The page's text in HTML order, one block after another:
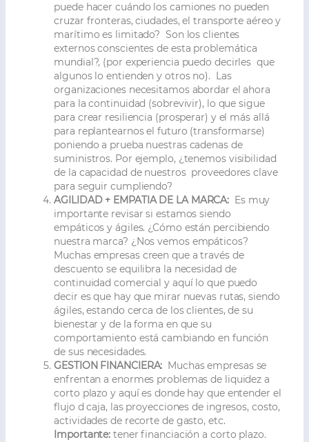
puede hacer cuándo los camiones no pueden
cruzar fronteras, ciudades, el transporte aéreo y
marítimo es limitado? Son los clientes
externos conscientes de esta problemática
mundial?, (por experiencia puedo decirles que
algunos lo entienden y otros no). Las
organizaciones necesitamos abordar el ahora
para la continuidad (sobrevivir), lo que sigue
para crear resiliencia (prosperar) y el más allá
para replantearnos el futuro (transformarse)
poniendo a prueba nuestras cadenas de
suministros. Por ejemplo, ¿tenemos visibilidad
de la capacidad de nuestros proveedores clave
para seguir cumpliendo?
AGILIDAD + EMPATIA DE LA MARCA: Es muy
importante revisar si estamos siendo
empáticos y ágiles. ¿Cómo están percibiendo
nuestra marca? ¿Nos vemos empáticos?
Muchas empresas creen que a través de
descuento se equilibra la necesidad de
continuidad comercial y aquí lo que puedo
decir es que hay que mirar nuevas rutas, siendo
ágiles, estando cerca de los clientes, de su
bienestar y de la forma en que su
comportamiento está cambiando en función
de sus necesidades.
GESTION FINANCIERA: Muchas empresas se
enfrentan a enormes problemas de liquidez a
corto plazo y aquí es donde hay que entender el
flujo d caja, las proyecciones de ingresos, costo,
actividades de recorte de gasto, etc.
Importante: tener financiación a corto plazo.